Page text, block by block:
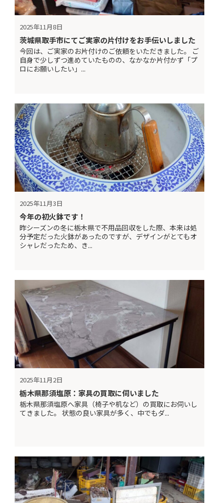
2025年11月8日
茨城県取手市にてご実家の片付けをお手伝いしました
今回は、ご実家のお片付けのご依頼をいただきました。 ご
自身で少しずつ進めていたものの、なかなか片付かず「プ
ロにお願いしたい」...
2025年11月3日
今年の初火鉢です！
昨シーズンの冬に栃木県で不用品回収をした際、本来は処
分予定だった火鉢があったのですが、デザインがとてもオ
シャレだったため、き...
2025年11月2日
栃木県那須塩原：家具の買取に伺いました
栃木県那須塩原へ家具（椅子や机など）の買取にお伺いし
てきました。 状態の良い家具が多く、中でもダ...